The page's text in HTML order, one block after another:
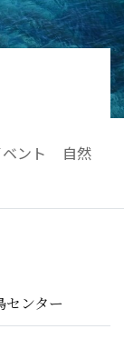
ント
自然
ンター